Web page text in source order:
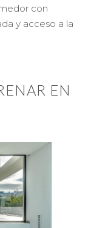
con
y acceso a la
EN